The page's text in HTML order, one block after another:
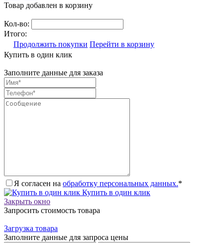
Товар добавлен в корзину
Кол-во:
Итого:
Продолжить покупки Перейти в корзину
Купить в один клик
Заполните данные для заказа
Я согласен на обработку персональных данных.*
Купить в один клик
Закрыть окно
Запросить стоимость товара
Загрузка товара
Заполните данные для запроса цены